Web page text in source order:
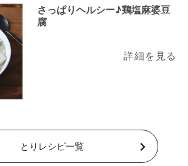
さっぱりヘルシー♪鶏塩麻婆豆
腐
詳細を見る
とりレシピ一覧